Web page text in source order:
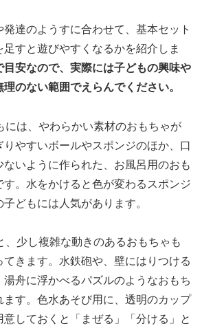
達のようすに合わせて、基本セット
すと遊びやすくなるかを紹介しま
目安なので、実際には子どもの興味や
のない範囲でえらんでください。
には、やわらかい素材のおもちゃが
やすいボールやスポンジのほか、口
いように作られた、お風呂用のおも
す。水をかけると色が変わるスポンジ
どもには人気があります。
、少し複雑な動きのあるおもちゃも
きます。水鉄砲や、壁にはりつける
舟に浮かべるパズルのようなおもち
ます。色水あそび用に、透明のカップ
しておくと「まぜる」「分ける」と